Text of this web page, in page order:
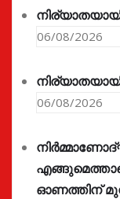
06/08/2026
06/08/2026
ഓണത്തിന്